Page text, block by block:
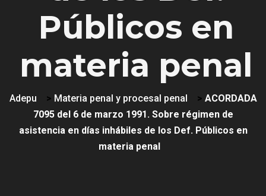
Públicos en
materia penal
Adepu > Materia penal y procesal penal > ACORDADA
7095 del 6 de marzo 1991. Sobre régimen de
asistencia en días inhábiles de los Def. Públicos en
materia penal